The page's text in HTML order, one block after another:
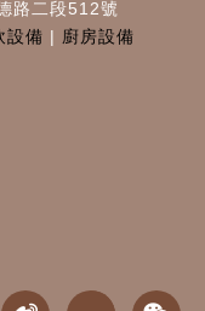
路二段512號
設備 | 廚房設備